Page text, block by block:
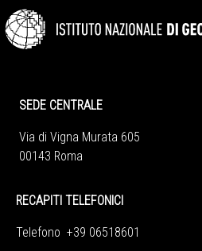
SEDE CENTRALE
Via di Vigna Murata 605
00143 Roma
RECAPITI TELEFONICI
Telefono +39 06518601